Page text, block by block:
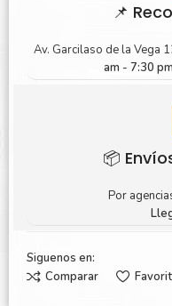
📌
Av. Garcilaso de la Vega
am - 7:30
📦
Por
Siguenos en:
Comparar